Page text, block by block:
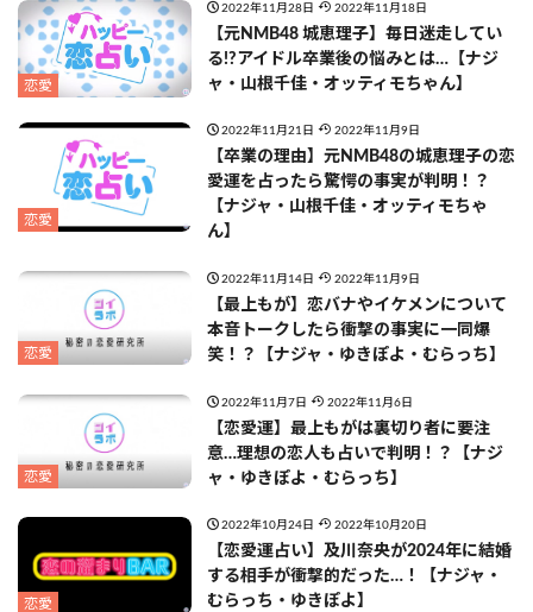
恋愛
2022年11月28日 2022年11月18日
【元NMB48 城恵理子】毎日迷走してい
る!?アイドル卒業後の悩みとは…【ナジ
ャ・山根千佳・オッティモちゃん】
恋愛
2022年11月21日 2022年11月9日
【卒業の理由】元NMB48の城恵理子の恋
愛運を占ったら驚愕の事実が判明！？
【ナジャ・山根千佳・オッティモちゃ
ん】
恋愛
2022年11月14日 2022年11月9日
【最上もが】恋バナやイケメンについて
本音トークしたら衝撃の事実に一同爆
笑！？【ナジャ・ゆきぽよ・むらっち】
恋愛
2022年11月7日 2022年11月6日
【恋愛運】最上もがは裏切り者に要注
意…理想の恋人も占いで判明！？【ナジ
ャ・ゆきぽよ・むらっち】
恋愛
2022年10月24日 2022年10月20日
【恋愛運占い】及川奈央が2024年に結婚
する相手が衝撃的だった…！【ナジャ・
むらっち・ゆきぽよ】